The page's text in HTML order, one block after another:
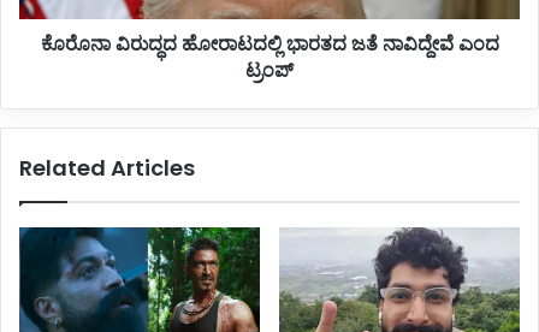
ಶಾ
ಜೂ
0
S
ಹೋ
ಭಾ
ದ
ನಾ
ಕೊರೊನಾ ವಿರುದ್ಧದ ಹೋರಾಟದಲ್ಲಿ ಭಾರತದ ಜತೆ ನಾವಿದ್ದೇವೆ ಎಂದ
ಟ್ರಂಪ್
Related Articles